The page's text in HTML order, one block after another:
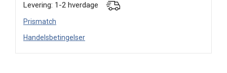
Levering: 1-2 hverdage
Prismatch
Handelsbetingelser